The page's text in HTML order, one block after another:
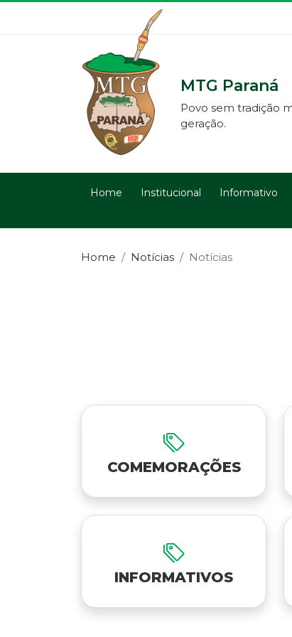
MTG Paraná
Povo sem tradição
geração.
Home Institucional Informativo
Home Notícias Notícias
COMEMORAÇÕES
INFORMATIVOS